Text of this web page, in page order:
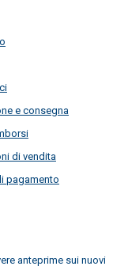
e consegna
di vendita
pagamento
anteprime sui nuovi